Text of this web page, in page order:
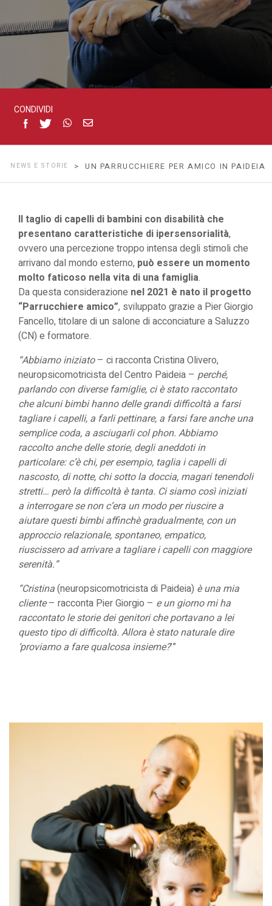
CONDIVIDI
NEWS E STORIE > UN PARRUCCHIERE PER AMICO IN PAIDEIA
Il taglio di capelli di bambini con disabilità che
presentano caratteristiche di ipersensorialità,
ovvero una percezione troppo intensa degli stimoli che
arrivano dal mondo esterno, può essere un momento
molto faticoso nella vita di una famiglia.
Da questa considerazione nel 2021 è nato il progetto
“Parrucchiere amico”, sviluppato grazie a Pier Giorgio
Fancello, titolare di un salone di acconciature a Saluzzo
(CN) e formatore.
“Abbiamo iniziato– ci racconta Cristina Olivero,
neuropsicomotricista del Centro Paideia – perché,
parlando con diverse famiglie, ci è stato raccontato
che alcuni bimbi hanno delle grandi difficoltà a farsi
tagliare i capelli, a farli pettinare, a farsi fare anche una
semplice coda, a asciugarli col phon. Abbiamo
raccolto anche delle storie, degli aneddoti in
particolare: c’è chi, per esempio, taglia i capelli di
nascosto, di notte, chi sotto la doccia, magari tenendoli
stretti… però la difficoltà è tanta. Ci siamo così iniziati
a interrogare se non c’era un modo per riuscire a
aiutare questi bimbi affinchè gradualmente, con un
approccio relazionale, spontaneo, empatico,
riuscissero ad arrivare a tagliare i capelli con maggiore
serenità.”
“Cristina(neuropsicomotricista di Paideia) è una mia
cliente– racconta Pier Giorgio – e un giorno mi ha
raccontato le storie dei genitori che portavano a lei
questo tipo di difficoltà. Allora è stato naturale dire
‘proviamo a fare qualcosa insieme?’”